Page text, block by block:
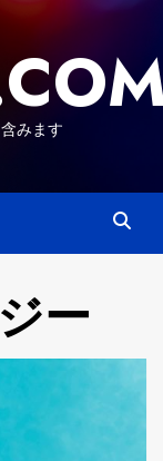
みます
ー